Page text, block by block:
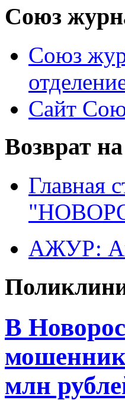
Союз
Союз
Сайт
Возврат
Главная
АЖУР:
В
млн